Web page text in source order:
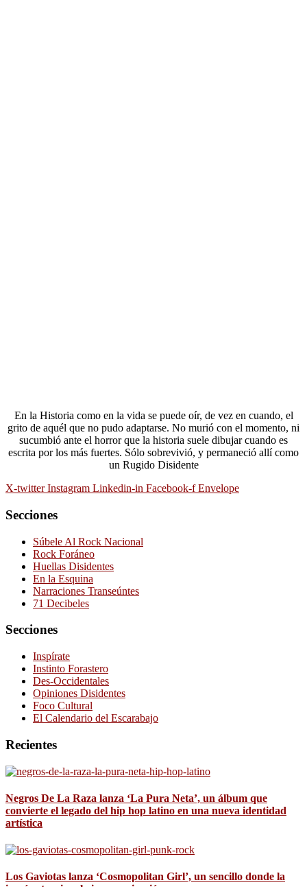
En la Historia como en la vida se puede oír, de vez en cuando, el
grito de aquél que no pudo adaptarse. No murió con el momento, ni
sucumbió ante el horror que la historia suele dibujar cuando es
escrita por los más fuertes. Sólo sobrevivió, y permaneció allí como
un Rugido Disidente
X-twitter Instagram Linkedin-in Facebook-f Envelope
Secciones
Súbele Al Rock Nacional
Rock Foráneo
Huellas Disidentes
En la Esquina
Narraciones Transeúntes
71 Decibeles
Secciones
Inspírate
Instinto Forastero
Des-Occidentales
Opiniones Disidentes
Foco Cultural
El Calendario del Escarabajo
Recientes
Negros De La Raza lanza ‘La Pura Neta’, un álbum que
convierte el legado del hip hop latino en una nueva identidad
artística
Los Gaviotas lanza ‘Cosmopolitan Girl’, un sencillo donde la